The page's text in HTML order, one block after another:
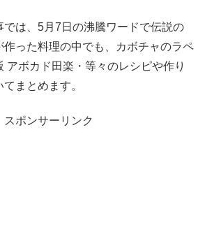
では、5月7日の沸騰ワードで伝説の
作った料理の中でも、カボチャのラペ
アボカド田楽・等々のレシピや作り
まとめます。
スポンサーリンク